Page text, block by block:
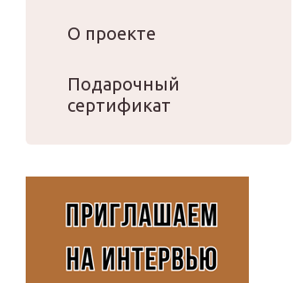
О проекте
Подарочный
сертификат